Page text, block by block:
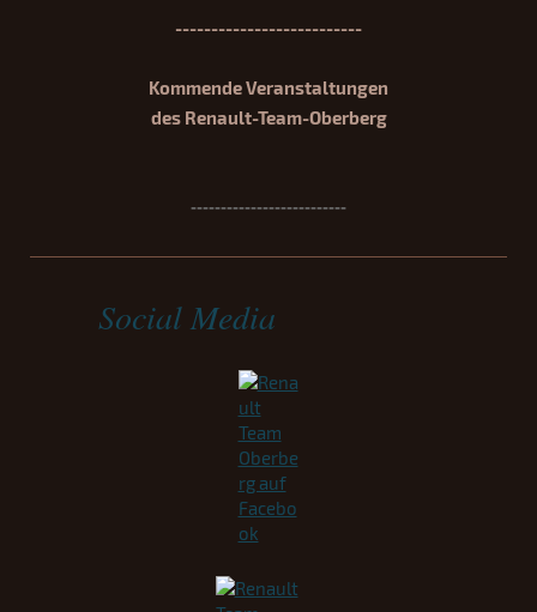
--------------------------
Kommende Veranstaltungen
des Renault-Team-Oberberg
--------------------------
Social Media